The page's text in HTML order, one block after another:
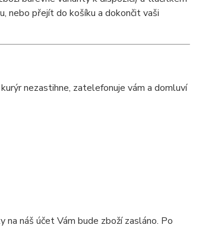
nebo přejít do košíku a dokončit vaši
nezastihne, zatelefonuje vám a domluví
náš účet Vám bude zboží zasláno. Po